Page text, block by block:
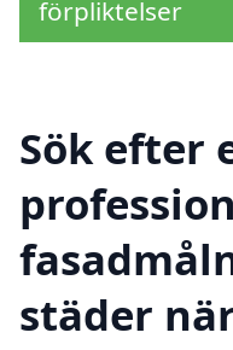
förpliktelser
Sök efter
städer